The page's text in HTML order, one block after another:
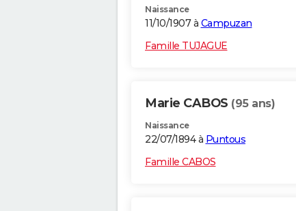
Naissance
11/10/1907 à Campuzan
Famille TUJAGUE
Marie CABOS (95 ans)
Naissance
22/07/1894 à Puntous
Famille CABOS